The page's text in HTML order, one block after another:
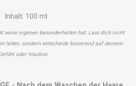
Inhalt: 100 ml
seine eigenen besonderheiten hat. Lass dich nicht
leiten, sondern entscheide basierend auf deinem
oder Intuition.